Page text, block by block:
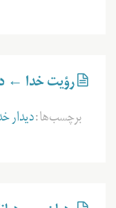
رؤیت خدا ←
برچسب‌ها:دیدار